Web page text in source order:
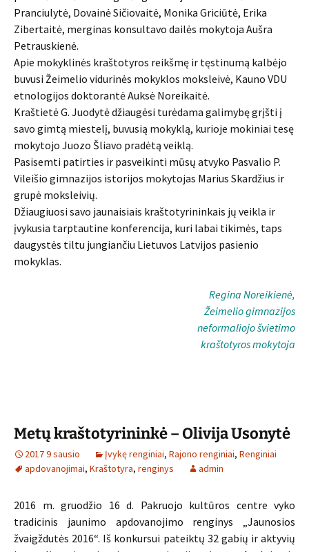
Pranciulytė, Dovainė Sičiovaitė, Monika Griciūtė, Erika
Zibertaitė, merginas konsultavo dailės mokytoja Aušra
Petrauskienė.
Apie mokyklinės kraštotyros reikšmę ir tęstinumą kalbėjo
buvusi Žeimelio vidurinės mokyklos moksleivė, Kauno VDU
etnologijos doktorantė Auksė Noreikaitė.
Kraštietė G. Juodytė džiaugėsi turėdama galimybę grįšti į
savo gimtą miestelį, buvusią mokyklą, kurioje mokiniai tesę
mokytojo Juozo Šliavo pradėtą veiklą.
Pasisemti patirties ir pasveikinti mūsų atvyko Pasvalio P.
Vileišio gimnazijos istorijos mokytojas Marius Skardžius ir
grupė moksleivių.
Džiaugiuosi savo jaunaisiais kraštotyrininkais jų veikla ir
įvykusia tarptautine konferencija, kuri labai tikimės, taps
daugystės tiltu jungiančiu Lietuvos Latvijos pasienio
mokyklas.
Regina Noreikienė,
Žeimelio gimnazijos
neformaliojo švietimo
kraštotyros mokytoja
Metų kraštotyrininkė – Olivija Usonytė
2017 9 sausio Įvykę renginiai, Rajono renginiai, Renginiai
apdovanojimai, Kraštotyra, renginys admin
2016 m. gruodžio 16 d. Pakruojo kultūros centre vyko
tradicinis jaunimo apdovanojimo renginys „Jaunosios
žvaigždutės 2016“. Iš konkursui pateiktų 32 gabių ir aktyvių